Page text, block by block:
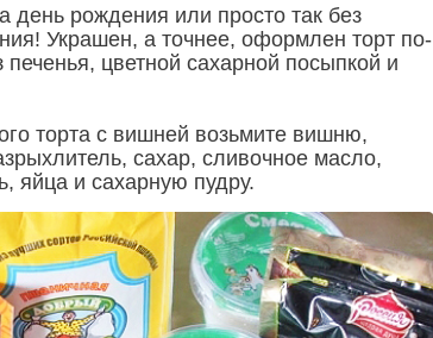
день рождения или просто так без
Украшен, а точнее, оформлен торт по-
цветной сахарной посыпкой и
торта с вишней возьмите вишню,
сахар, сливочное масло,
яйца и сахарную пудру.